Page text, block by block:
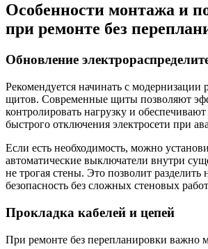
Особенности монтажа и
при ремонте без
Обновление
Рекомендуется начинать с модернизации
щитов. Современные щиты позволяют
контролировать нагрузку и
быстрого отключения электросети при
Если есть необходимость, можно
автоматические выключатели внутри
не трогая стены. Это позволит разделить
безопасность без сложных стеновых
Прокладка кабелей и цепей
При ремонте без перепланировки важно